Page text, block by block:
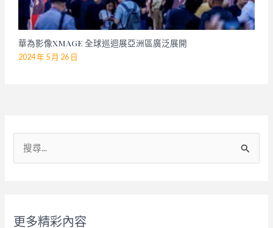
華為影像XMAGE 全球巡迴展亞洲區廣泛展開
2024 年 5 月 26 日
更多精彩內容